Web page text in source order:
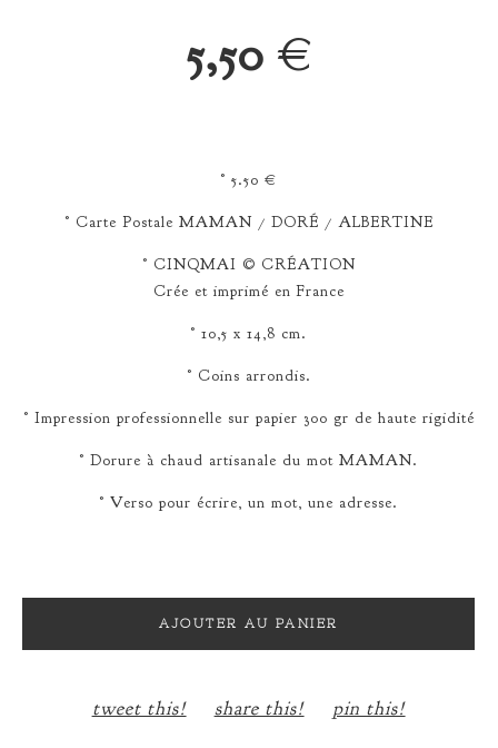
5,50 €
° 5.50 €
° Carte Postale MAMAN / DORÉ / ALBERTINE
° CINQMAI © CRÉATION
Crée et imprimé en France
° 10,5 x 14,8 cm.
° Coins arrondis.
° Impression professionnelle sur papier 300 gr de haute rigidité
° Dorure à chaud artisanale du mot MAMAN.
° Verso pour écrire, un mot, une adresse.
AJOUTER AU PANIER
tweet this! share this! pin this!